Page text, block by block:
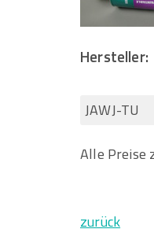
Hersteller:
JAWJ-TU
Alle Preise
zurück